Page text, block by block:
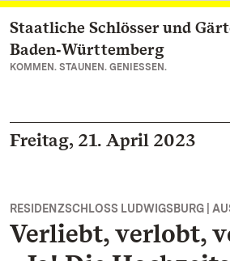
Zum Hauptinhalt springen
Staatliche Schlösser und
Baden‑Württemberg
KOMMEN. STAUNEN. GENIESSEN.
Freitag, 21. April 2023
RESIDENZSCHLOSS LUDWIGSBURG |
Verliebt, verlobt,